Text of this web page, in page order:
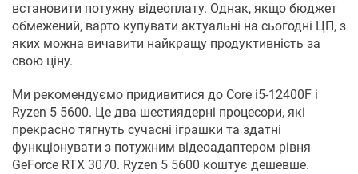
встановити потужну відеоплату. Однак, якщо бюджет
обмежений, варто купувати актуальні на сьогодні ЦП, з
яких можна вичавити найкращу продуктивність за
свою ціну.
Ми рекомендуємо придивитися до Core i5-12400F і
Ryzen 5 5600. Це два шестиядерні процесори, які
прекрасно тягнуть сучасні іграшки та здатні
функціонувати з потужним відеоадаптером рівня
GeForce RTX 3070. Ryzen 5 5600 коштує дешевше.